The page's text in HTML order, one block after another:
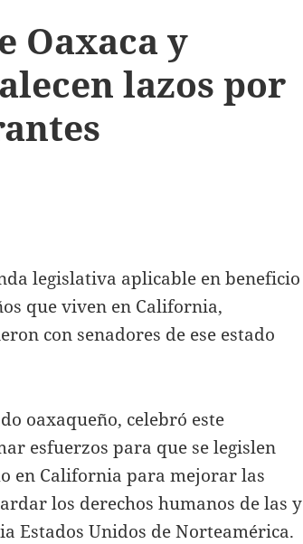
Oaxaca y
lazos por
legislativa aplicable en beneficio
que viven en California,
con senadores de ese estado
oaxaqueño, celebró este
esfuerzos para que se legislen
en California para mejorar las
los derechos humanos de las y
Estados Unidos de Norteamérica.